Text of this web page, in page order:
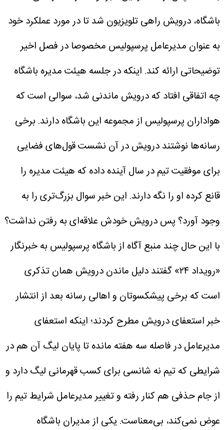
باشگاه، درویش راهی تلویزیون شد تا در مورد عملکرد خود
به عنوان مدیرعامل پرسپولیس مخصوصا در فصل اخیر
توضیحاتی ارائه کند. اینکه در جلسه هیئت مدیره باشگاه
چه اتفاقی افتاد که درویش ماندنی شد، سوالی است که
هواداران پرسپولیس از مجموعه این باشگاه دارند. برخی
رسانه‌ها نوشتند درویش در آن نشست قول‌های فضایی
برای موفقیت تیم در سال آینده داده که هیئت مدیره را
قانع کرده او را نگه دارند. این خبر سوال بزرگ‌تری را به
وجود آورد؟ پس درویش خودش علاقه‌ای به رفتن نداشت؟
با این حال چند منبع آگاه از باشگاه پرسپولیس به خبرنگار
«رویداد ۲۴» گفتند دلیل ماندن درویش همان تذکری
است که برخی پیشکسوتان و اهالی رسانه بعد از انتشار
خبر استعفای درویش مطرح کردند؛ اینکه استعفای
مدیرعامل در فاصله سه هفته مانده تا پایان لیگ آن هم در
شرایطی که تیم نه شانسی برای کسب قهرمانی لیگ دارد و
از جام حذفی هم کنار رفته و تغییر مدیرعامل شرایط تیم را
عوض نمی‌کند، بی‌معناست.یکی از مدیران باشگاه